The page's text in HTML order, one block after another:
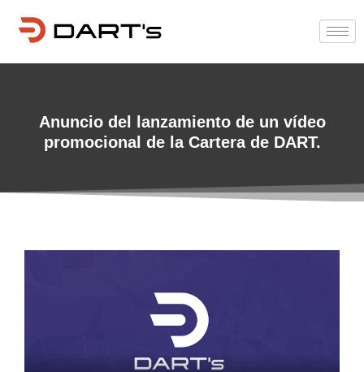
Anuncio del lanzamiento de un vídeo
promocional de la Cartera de DART.